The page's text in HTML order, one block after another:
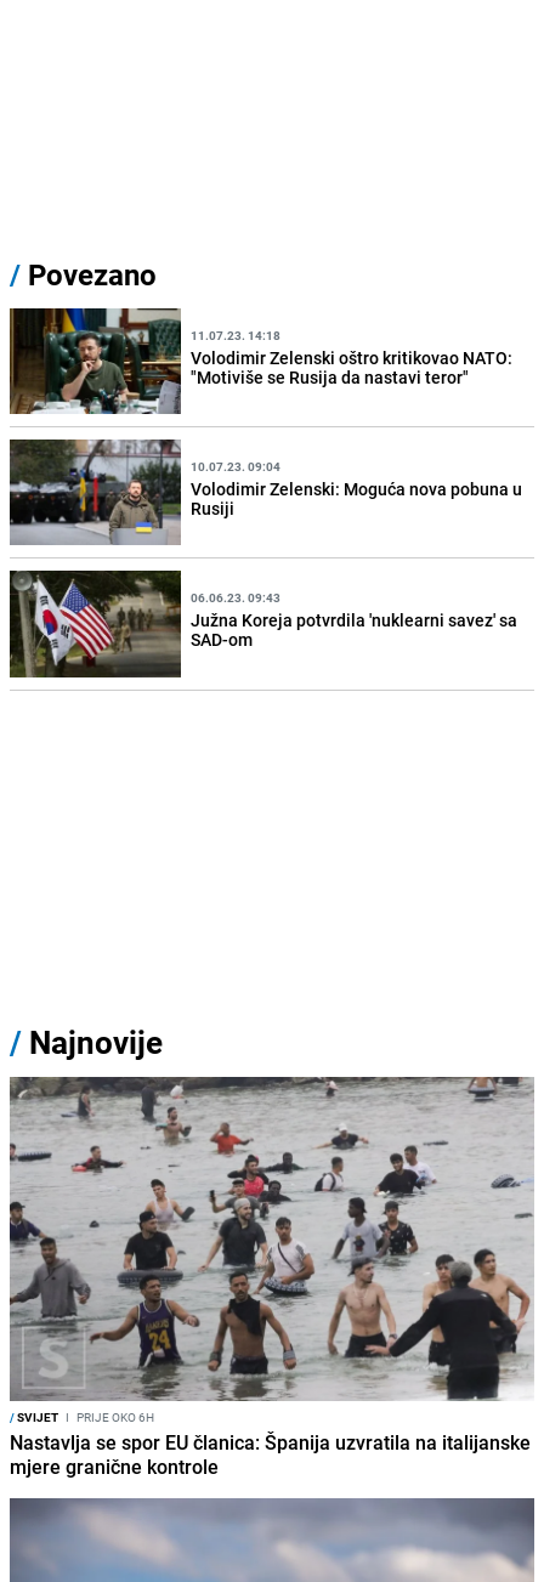
/ Povezano
11.07.23. 14:18
Volodimir Zelenski oštro kritikovao NATO:
"Motiviše se Rusija da nastavi teror"
10.07.23. 09:04
Volodimir Zelenski: Moguća nova pobuna u
Rusiji
06.06.23. 09:43
Južna Koreja potvrdila 'nuklearni savez' sa
SAD-om
/ Najnovije
/SVIJET I PRIJE OKO 6H
Nastavlja se spor EU članica: Španija uzvratila na italijanske
mjere granične kontrole